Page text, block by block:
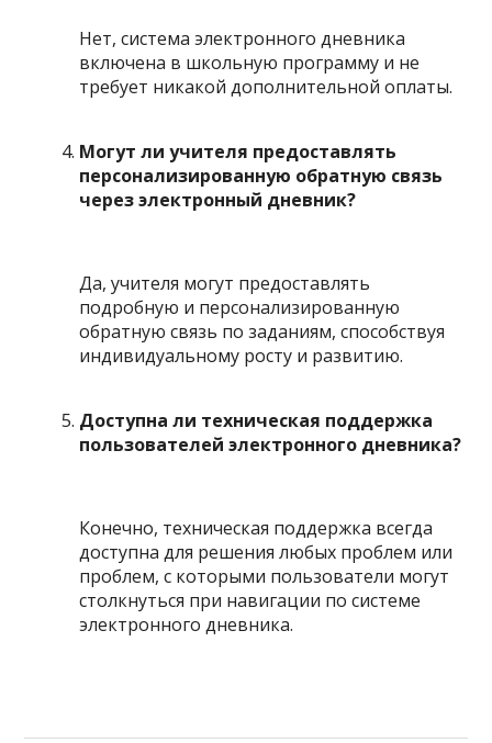
Нет, система электронного дневника
включена в школьную программу и не
требует никакой дополнительной оплаты.
Могут ли учителя предоставлять
персонализированную обратную связь
через электронный дневник?
Да, учителя могут предоставлять
подробную и персонализированную
обратную связь по заданиям, способствуя
индивидуальному росту и развитию.
Доступна ли техническая поддержка
пользователей электронного дневника?
Конечно, техническая поддержка всегда
доступна для решения любых проблем или
проблем, с которыми пользователи могут
столкнуться при навигации по системе
электронного дневника.